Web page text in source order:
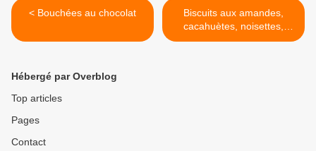
< Bouchées au chocolat
Biscuits aux amandes,
cacahuètes, noisettes,
noix... >
Hébergé par Overblog
Top articles
Pages
Contact